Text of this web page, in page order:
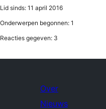
Lid sinds: 11 april 2016
Onderwerpen begonnen: 1
Reacties gegeven: 3
Over
Nieuws